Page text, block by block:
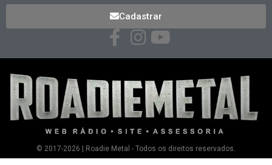
Cadastrar
© 2017-2026 | Roadie Metal - Todos os direitos reservados.